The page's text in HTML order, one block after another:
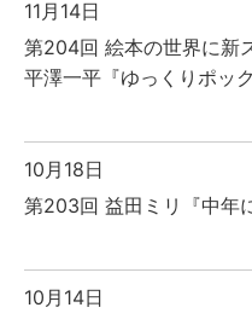
11月14日
第204回 絵本の世界に新
平澤一平『ゆっくりポッ
10月18日
第203回 益田ミリ『中年
10月14日